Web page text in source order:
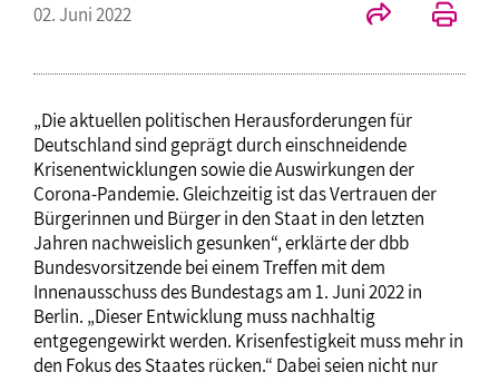
02. Juni 2022
„Die aktuellen politischen Herausforderungen für
Deutschland sind geprägt durch einschneidende
Krisenentwicklungen sowie die Auswirkungen der
Corona-Pandemie. Gleichzeitig ist das Vertrauen der
Bürgerinnen und Bürger in den Staat in den letzten
Jahren nachweislich gesunken“, erklärte der dbb
Bundesvorsitzende bei einem Treffen mit dem
Innenausschuss des Bundestags am 1. Juni 2022 in
Berlin. „Dieser Entwicklung muss nachhaltig
entgegengewirkt werden. Krisenfestigkeit muss mehr in
den Fokus des Staates rücken.“ Dabei seien nicht nur